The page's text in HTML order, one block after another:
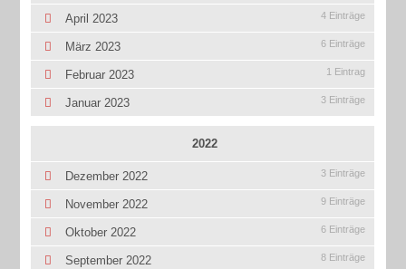
April 2023 4 Einträge
März 2023 6 Einträge
Februar 2023 1 Eintrag
Januar 2023 3 Einträge
2022
Dezember 2022 3 Einträge
November 2022 9 Einträge
Oktober 2022 6 Einträge
September 2022 8 Einträge